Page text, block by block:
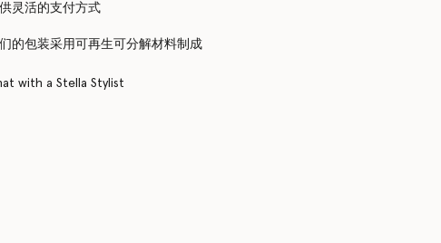
灵活的支付方式
的包装采用可再生可分解材料制成
with a Stella Stylist